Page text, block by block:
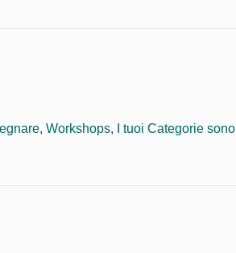
, Workshops,
I tuoi Categorie sono